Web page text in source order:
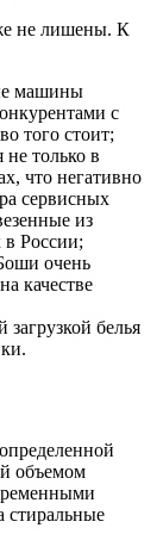
не лишены. К
машины
с
того стоит;
только в
что негативно
сервисных
из
России;
очень
качестве
загрузкой белья
объемом
стиральные